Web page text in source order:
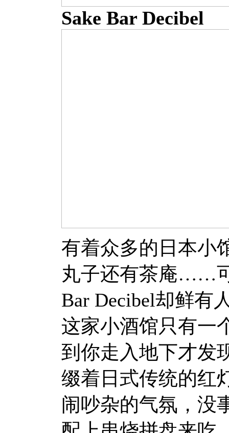
Sake Bar Decibel
有着众多的日本小
丸子还有茶庵……
Bar Decibel却鲜有
这家小酒馆只有一
到你走入地下才发
缀着日式传统的红
闹吵杂的气氛，没